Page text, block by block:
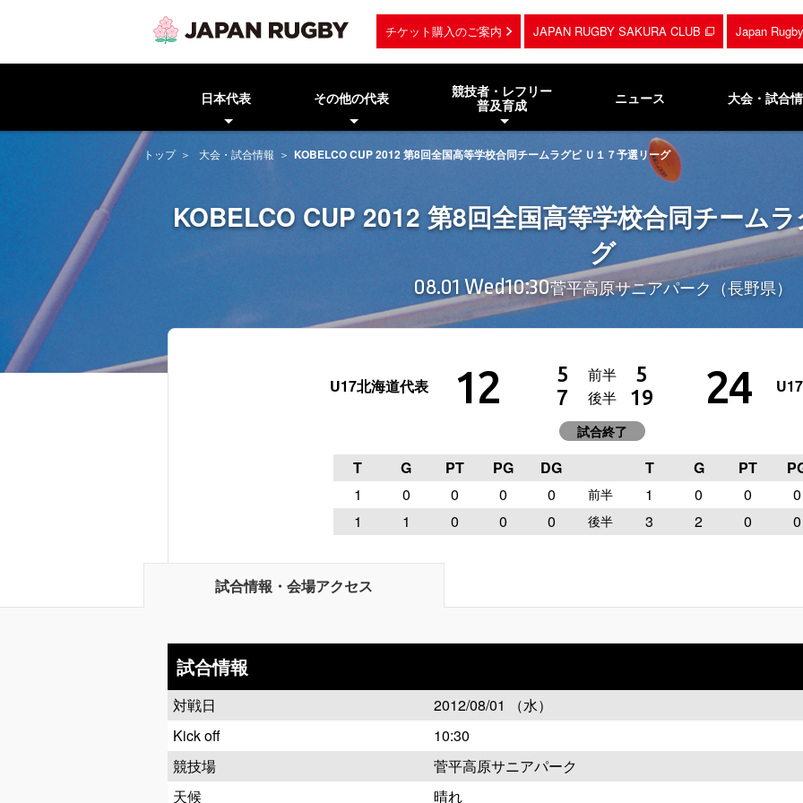
チケット購入のご案内 JAPAN RUGBY SAKURA CLUB Japan
日本代表 その他の代表
競技者・レフリー
普及育成
ニュース 大会・試合
トップ 大会・試合情報 KOBELCO CUP 2012 第8回全国高等学校合同チームラグビ Ｕ１７予選リーグ
KOBELCO CUP 2012 第8回全国高等学校合同チーム
グ
08.01 Wed10:30菅平高原サニアパーク（長野県）
U17北海道代表 12 5 前半
5
7
後半 19
試合終了
24
T G PT PG DG T G PT
1
0 0 0 0 前半 1 0 0 0
1
1 0 0 0 後半 3 2 0 0
試合情報・会場アクセス
試合情報
対戦日
2012/08/01 （水）
Kick off
10:30
競技場
菅平高原サニアパーク
天候
晴れ